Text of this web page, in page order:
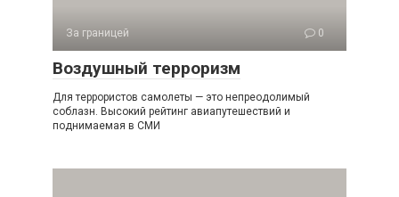
За границей 0
Воздушный терроризм
Для террористов самолеты — это непреодолимый
соблазн. Высокий рейтинг авиапутешествий и
поднимаемая в СМИ